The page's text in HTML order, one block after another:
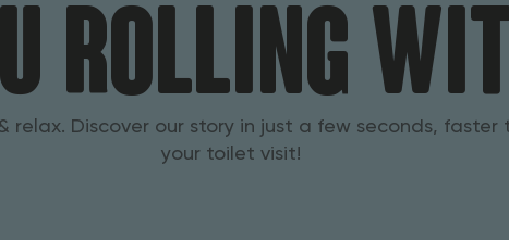
rolling
relax. Discover our story in just a few seconds, faster
your toilet visit!